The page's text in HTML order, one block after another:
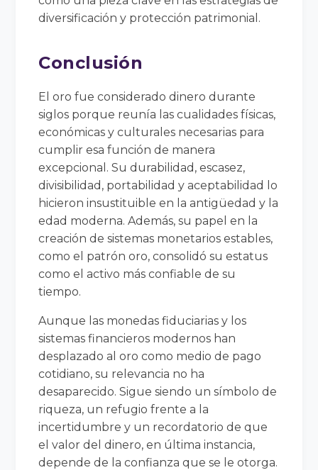
diversificación y protección patrimonial.
Conclusión
El oro fue considerado dinero durante
siglos porque reunía las cualidades físicas,
económicas y culturales necesarias para
cumplir esa función de manera
excepcional. Su durabilidad, escasez,
divisibilidad, portabilidad y aceptabilidad lo
hicieron insustituible en la antigüedad y la
edad moderna. Además, su papel en la
creación de sistemas monetarios estables,
como el patrón oro, consolidó su estatus
como el activo más confiable de su
tiempo.
Aunque las monedas fiduciarias y los
sistemas financieros modernos han
desplazado al oro como medio de pago
cotidiano, su relevancia no ha
desaparecido. Sigue siendo un símbolo de
riqueza, un refugio frente a la
incertidumbre y un recordatorio de que
el valor del dinero, en última instancia,
depende de la confianza que se le otorga.